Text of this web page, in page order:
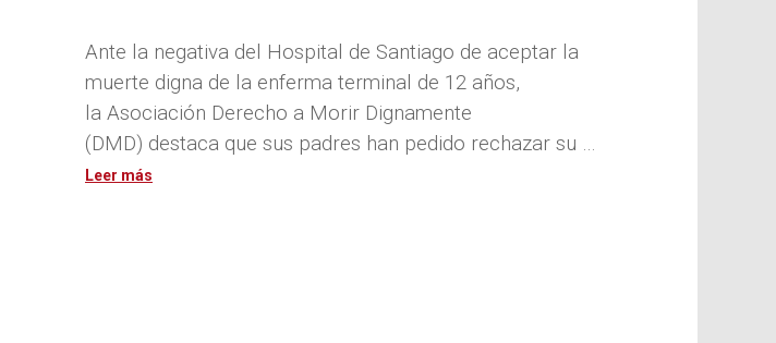
Ante la negativa del Hospital de Santiago de aceptar la
muerte digna de la enferma terminal de 12 años,
la Asociación Derecho a Morir Dignamente
(DMD) destaca que sus padres han pedido rechazar su …